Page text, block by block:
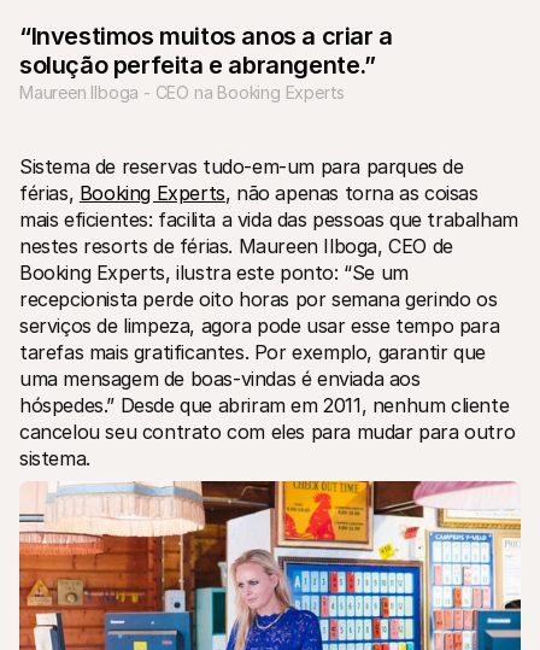
Recursos técnicos
Portal de programadores
Verifique o estado atual do nosso sistema
Comunidade do Discord
Junte-se à nossa comunidade de programadores
Sobre a Mollie
Preços
Ver os preços
Sobre nós
Saiba mais sobre a nossa história e
os nossos valores
Notícias
Leia as últimas notícias da Mollie
Carreiras
Venha trabalhar connosco -
estamos a contratar!
Veja
Contactos
Para compradores
Saiba porque é que a Mollie está no seu extrato bancário
Para clientes Mollie
Contacte a nossa equipa de apoio ao cliente
Contactar o departamento de vendas
Descubra como podemos ajudar o seu negócio
“Investimos muitos anos a criar a
solução perfeita e abrangente.”
Maureen Ilboga - CEO na Booking Experts
Sistema de reservas tudo-em-um para parques de
férias, Booking Experts, não apenas torna as coisas
mais eficientes: facilita a vida das pessoas que trabalham
nestes resorts de férias. Maureen Ilboga, CEO de
Booking Experts, ilustra este ponto: “Se um
recepcionista perde oito horas por semana gerindo os
serviços de limpeza, agora pode usar esse tempo para
tarefas mais gratificantes. Por exemplo, garantir que
uma mensagem de boas-vindas é enviada aos
hóspedes.” Desde que abriram em 2011, nenhum cliente
cancelou seu contrato com eles para mudar para outro
sistema.